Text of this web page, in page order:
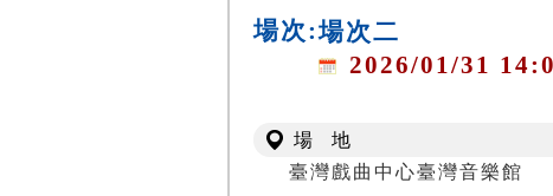
場次:場次二
2026/01/31
場 地
臺灣戲曲中心臺灣音樂館